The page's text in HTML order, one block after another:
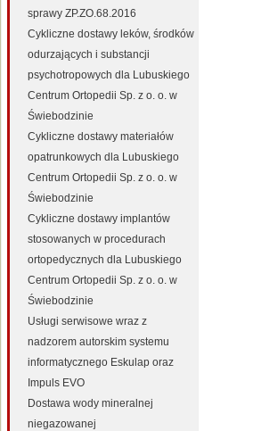
sprawy ZP.ZO.68.2016
Cykliczne dostawy leków, środków
odurzających i substancji
psychotropowych dla Lubuskiego
Centrum Ortopedii Sp. z o. o. w
Świebodzinie
Cykliczne dostawy materiałów
opatrunkowych dla Lubuskiego
Centrum Ortopedii Sp. z o. o. w
Świebodzinie
Cykliczne dostawy implantów
stosowanych w procedurach
ortopedycznych dla Lubuskiego
Centrum Ortopedii Sp. z o. o. w
Świebodzinie
Usługi serwisowe wraz z
nadzorem autorskim systemu
informatycznego Eskulap oraz
Impuls EVO
Dostawa wody mineralnej
niegazowanej